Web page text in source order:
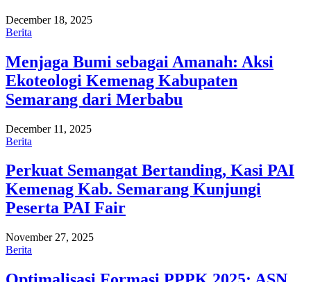
December 18, 2025
Berita
Menjaga Bumi sebagai Amanah: Aksi
Ekoteologi Kemenag Kabupaten
Semarang dari Merbabu
December 11, 2025
Berita
Perkuat Semangat Bertanding, Kasi PAI
Kemenag Kab. Semarang Kunjungi
Peserta PAI Fair
November 27, 2025
Berita